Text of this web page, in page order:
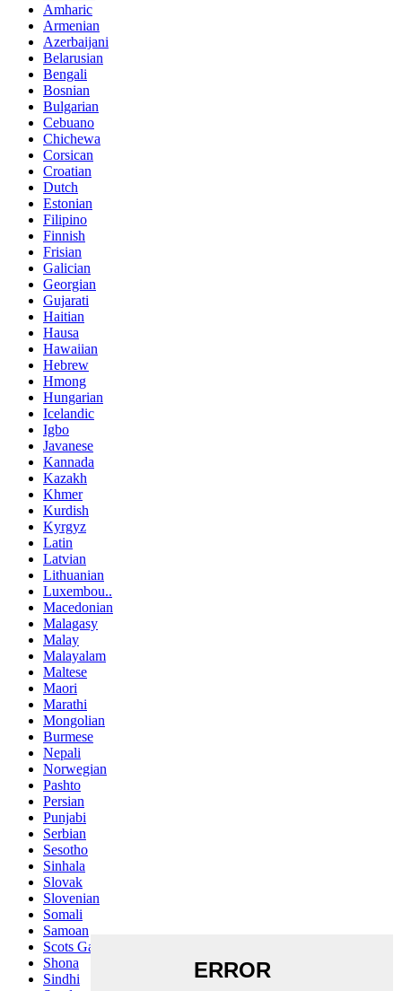
Amharic
Armenian
Azerbaijani
Belarusian
Bengali
Bosnian
Bulgarian
Cebuano
Chichewa
Corsican
Croatian
Dutch
Estonian
Filipino
Finnish
Frisian
Galician
Georgian
Gujarati
Haitian
Hausa
Hawaiian
Hebrew
Hmong
Hungarian
Icelandic
Igbo
Javanese
Kannada
Kazakh
Khmer
Kurdish
Kyrgyz
Latin
Latvian
Lithuanian
Luxembou..
Macedonian
Malagasy
Malay
Malayalam
Maltese
Maori
Marathi
Mongolian
Burmese
Nepali
Norwegian
Pashto
Persian
Punjabi
Serbian
Sesotho
Sinhala
Slovak
Slovenian
Somali
Samoan
Scots Gaelic
Shona
Sindhi